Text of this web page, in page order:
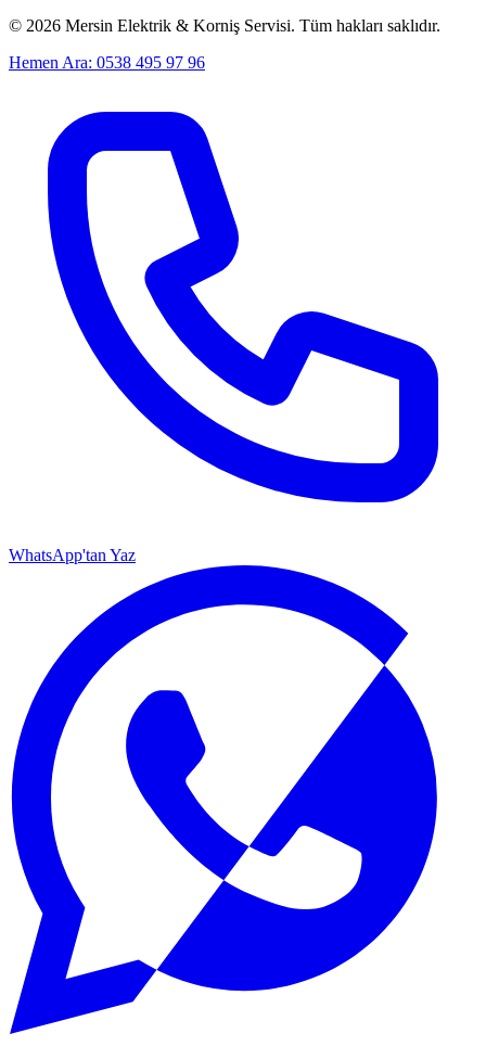
© 2026 Mersin Elektrik & Korniş Servisi. Tüm hakları saklıdır.
Hemen Ara: 0538 495 97 96
WhatsApp'tan Yaz